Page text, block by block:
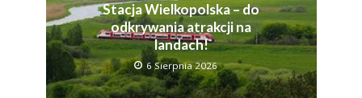
Stacja Wielkopolska – do
odkrywania atrakcji na
landach!
6 Sierpnia 2026